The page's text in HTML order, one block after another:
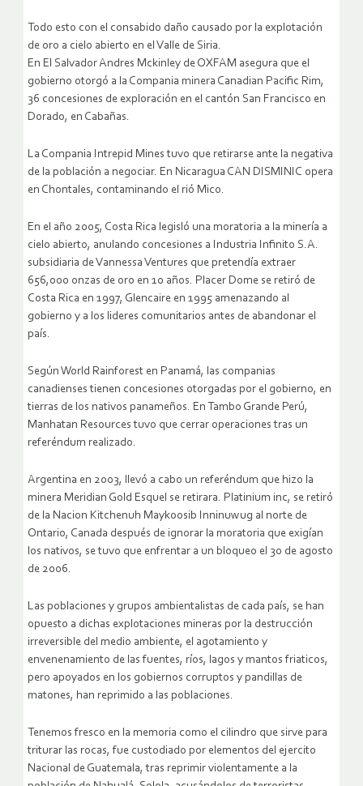
Todo esto con el consabido daño causado por la explotación
de oro a cielo abierto en el Valle de Siria.
En El Salvador Andres Mckinley de OXFAM asegura que el
gobierno otorgó a la Compania minera Canadian Pacific Rim,
36 concesiones de exploración en el cantón San Francisco en
Dorado, en Cabañas.
La Compania Intrepid Mines tuvo que retirarse ante la negativa
de la población a negociar. En Nicaragua CAN DISMINIC opera
en Chontales, contaminando el rió Mico.
En el año 2005, Costa Rica legisló una moratoria a la minería a
cielo abierto, anulando concesiones a Industria Infinito S.A.
subsidiaria de Vannessa Ventures que pretendía extraer
656,000 onzas de oro en 10 años. Placer Dome se retiró de
Costa Rica en 1997, Glencaire en 1995 amenazando al
gobierno y a los lideres comunitarios antes de abandonar el
país.
Según World Rainforest en Panamá, las companias
canadienses tienen concesiones otorgadas por el gobierno, en
tierras de los nativos panameños. En Tambo Grande Perú,
Manhatan Resources tuvo que cerrar operaciones tras un
referéndum realizado.
Argentina en 2003, llevó a cabo un referéndum que hizo la
minera Meridian Gold Esquel se retirara. Platinium inc, se retiró
de la Nacion Kitchenuh Maykoosib Inninuwug al norte de
Ontario, Canada después de ignorar la moratoria que exigían
los nativos, se tuvo que enfrentar a un bloqueo el 30 de agosto
de 2006.
Las poblaciones y grupos ambientalistas de cada país, se han
opuesto a dichas explotaciones mineras por la destrucción
irreversible del medio ambiente, el agotamiento y
envenenamiento de las fuentes, ríos, lagos y mantos friaticos,
pero apoyados en los gobiernos corruptos y pandillas de
matones, han reprimido a las poblaciones.
Tenemos fresco en la memoria como el cilindro que sirve para
triturar las rocas, fue custodiado por elementos del ejercito
Nacional de Guatemala, tras reprimir violentamente a la